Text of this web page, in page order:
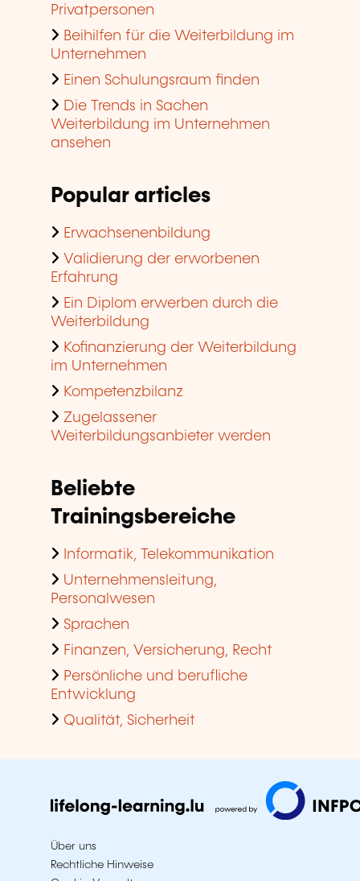
Privatpersonen
Beihilfen für die Weiterbildung im
Unternehmen
Einen Schulungsraum finden
Die Trends in Sachen
Weiterbildung im Unternehmen
ansehen
Popular articles
Erwachsenenbildung
Validierung der erworbenen
Erfahrung
Ein Diplom erwerben durch die
Weiterbildung
Kofinanzierung der Weiterbildung
im Unternehmen
Kompetenzbilanz
Zugelassener
Weiterbildungsanbieter werden
Beliebte
Trainingsbereiche
Informatik, Telekommunikation
Unternehmensleitung,
Personalwesen
Sprachen
Finanzen, Versicherung, Recht
Persönliche und berufliche
Entwicklung
Qualität, Sicherheit
Über uns
Rechtliche Hinweise